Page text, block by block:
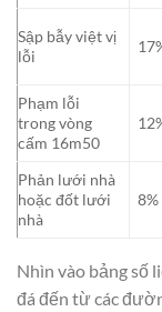
Sập bẫy việt vị
lỗi
Phạm lỗi
trong vòng
cấm 16m50
Phản lưới nhà
hoặc đốt lưới
nhà
8%
Nhìn vào bảng số
đá đến từ các